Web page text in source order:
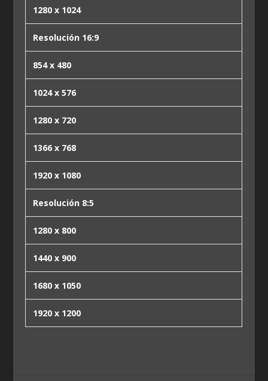
1280 x 1024
Resolución 16:9
854 x 480
1024 x 576
1280 x 720
1366 x 768
1920 x 1080
Resolución 8:5
1280 x 800
1440 x 900
1680 x 1050
1920 x 1200